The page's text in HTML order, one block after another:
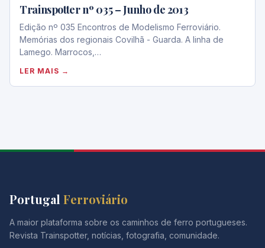
Trainspotter nº 035 – Junho de 2013
Edição nº 035 Encontros de Modelismo Ferroviário.
Memórias dos regionais Covilhã - Guarda. A linha de
Lamego. Marrocos,…
LER MAIS →
Portugal Ferroviário
A maior plataforma sobre os caminhos de ferro portugueses.
Revista Trainspotter, notícias, fotografia, comunidade.